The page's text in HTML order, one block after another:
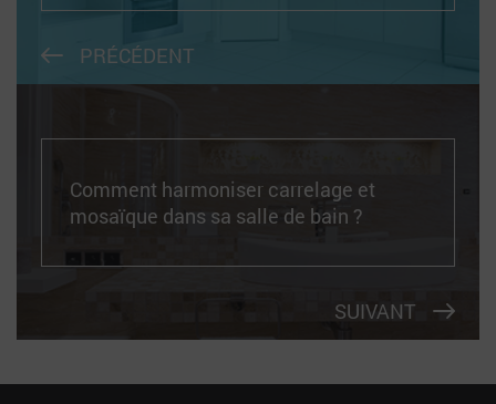
PRÉCÉDENT
Comment harmoniser carrelage et
mosaïque dans sa salle de bain ?
SUIVANT